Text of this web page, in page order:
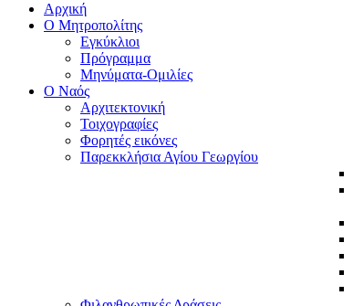
Αρχική
Ο Μητροπολίτης
Εγκύκλιοι
Πρόγραμμα
Μηνύματα-Ομιλίες
O Ναός
Αρχιτεκτονική
Τοιχογραφίες
Φορητές εικόνες
Παρεκκλήσια Αγίου Γεωργίου